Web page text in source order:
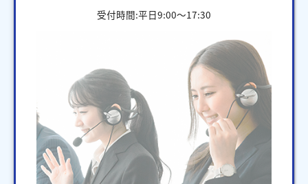
受付時間:平日9:00～17:30